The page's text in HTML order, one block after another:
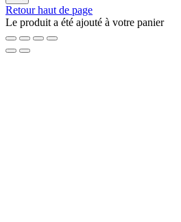
Retour haut de page
Le produit a été ajouté à votre panier